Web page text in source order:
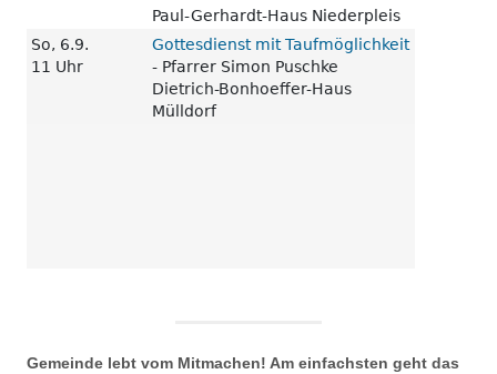
Gemeinde lebt vom Mitmachen! Am einfachsten geht das